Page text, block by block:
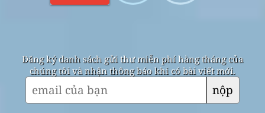
Đăng ký danh sách gửi thư miễn phí hàng tháng của
chúng tôi và nhận thông báo khi có bài viết mới.
nộp